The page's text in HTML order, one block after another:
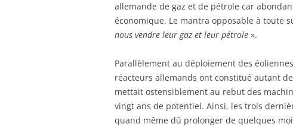
allemande de gaz et de pétrole car
économique. Le mantra opposable à toute
nous vendre leur gaz et leur pétrole ».
Parallèlement au déploiement des
réacteurs allemands ont constitué autant
mettait ostensiblement au rebut des
vingt ans de potentiel. Ainsi, les trois
quand même dû prolonger de quelques